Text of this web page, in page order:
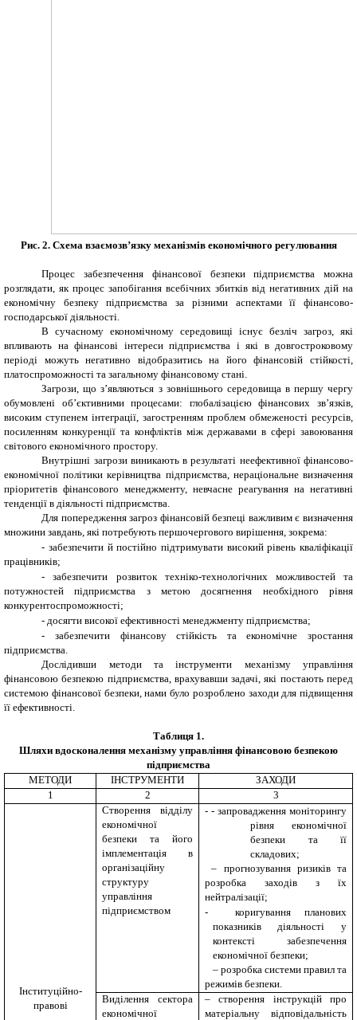
Рис. 2. Схема взаємозв’язку механізмів економічного регулювання
Процес забезпечення фінансової безпеки підприємства можна
розглядати, як процес запобігання всебічних збитків від негативних дій на
економічну безпеку підприємства за різними аспектами її фінансово-
господарської діяльності.
В сучасному економічному середовищі існує безліч загроз, які
впливають на фінансові інтереси підприємства і які в довгостроковому
періоді можуть негативно відобразитись на його фінансовій стійкості,
платоспроможності та загальному фінансовому стані.
Загрози, що з’являються з зовнішнього середовища в першу чергу
обумовлені об’єктивними процесами: глобалізацією фінансових зв’язків,
високим ступенем інтеграції, загостренням проблем обмеженості ресурсів,
посиленням конкуренції та конфліктів між державами в сфері завоювання
світового економічного простору.
Внутрішні загрози виникають в результаті неефективної фінансово-
економічної політики керівництва підприємства, нераціональне визначення
пріоритетів фінансового менеджменту, невчасне реагування на негативні
тенденції в діяльності підприємства.
Для попередження загроз фінансовій безпеці важливим є визначення
множини завдань, які потребують першочергового вирішення, зокрема:
- забезпечити й постійно підтримувати високий рівень кваліфікації
працівників;
-
забезпечити розвиток техніко-технологічних можливостей та
потужностей підприємства з метою досягнення необхідного рівня
конкурентоспроможності;
- досягти високої ефективності менеджменту підприємства;
-
забезпечити фінансову стійкість та економічне зростання
підприємства.
Дослідивши методи та інструменти механізму управління
фінансовою безпекою підприємства, врахувавши задачі, які постають перед
системою фінансової безпеки, нами було розроблено заходи для підвищення
її ефективності.
Таблиця 1.
Шляхи вдосконалення механізму управління фінансовою безпекою
підприємства
МЕТОДИ
ІНСТРУМЕНТИ
ЗАХОДИ
1
2 3
Інституційно-
правові
Створення відділу
економічної
безпеки та його
імплементація в
організаційну
структуру
управління
підприємством
- - запровадження моніторингу
рівня економічної
безпеки та її
складових;
– прогнозування ризиків та
розробка заходів з їх
нейтралізації;
-
коригування планових
показників діяльності у
контексті забезпечення
економічної безпеки;
– розробка системи правил та
режимів безпеки.
Виділення сектора
економічної
– створення інструкцій про
матеріальну відповідальність